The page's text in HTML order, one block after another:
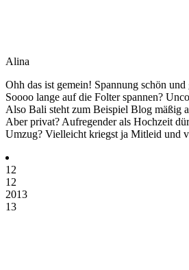
Alina
Ohh das ist gemein! Spannung schön und
Soooo lange auf die Folter spannen?
Also Bali steht zum Beispiel Blog mäßig
Aber privat? Aufregender als Hochzeit
Umzug? Vielleicht kriegst ja Mitleid und
12
12
2013
13